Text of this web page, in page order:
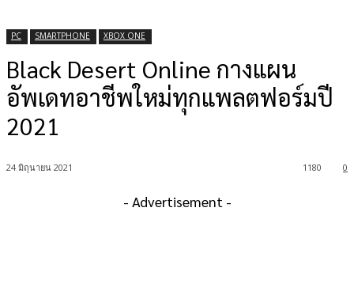
PC SMARTPHONE XBOX ONE
Black Desert Online กางแผน
อัพเดทอาชีพใหม่ทุกแพลตฟอร์มปี
2021
24 มิถุนายน 2021 0
1180
- Advertisement -